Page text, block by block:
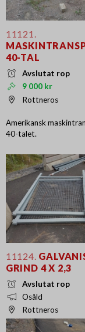
11121.
40-TAL
Avslutat rop
9 000 kr
Rottneros
Amerikansk
40-talet.
11124.
GRIND 4 X 2,3
Avslutat rop
Osåld
Rottneros